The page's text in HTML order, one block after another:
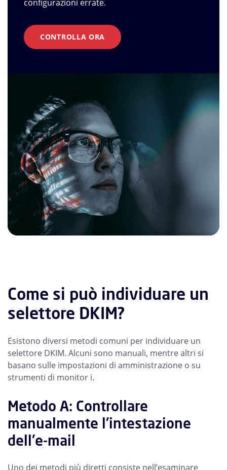
configurazioni errate.
CONTROLLA ORA
Come si può individuare un
selettore DKIM?
Esistono diversi metodi comuni per individuare un
selettore DKIM. Alcuni sono manuali, mentre altri si
basano sulle impostazioni di amministrazione o su
strumenti di monitor i.
Metodo A: Controllare
manualmente l'intestazione
dell'e-mail
Uno dei metodi più diretti consiste nell’esaminare